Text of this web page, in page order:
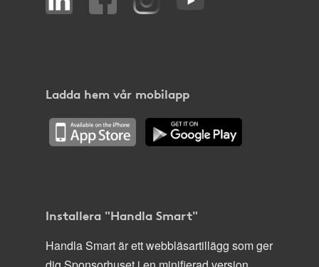
Ladda hem vår mobilapp
Installera "Handla Smart"
Handla Smart är ett webbläsartillägg som ger